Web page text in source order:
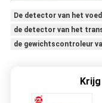
De detector van het
de detector van het
de gewichtscontroleur